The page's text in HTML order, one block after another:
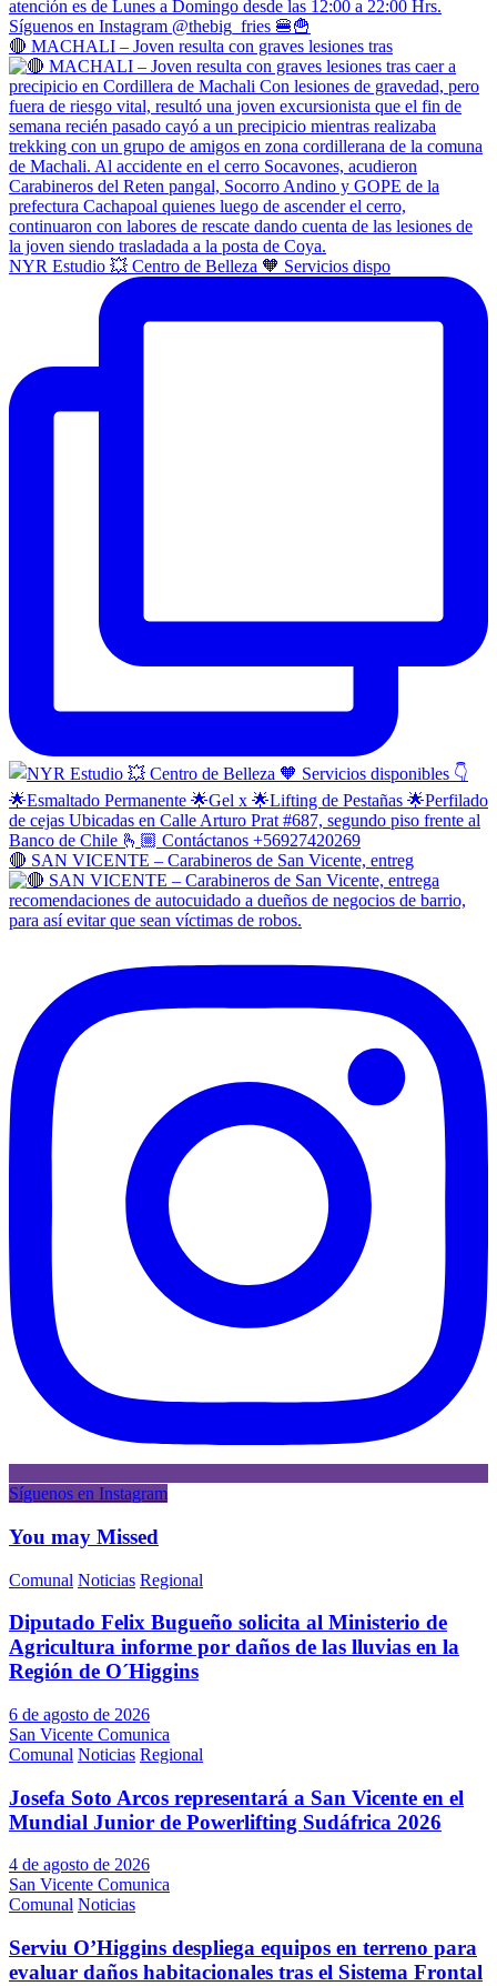
🔴 MACHALI – Joven resulta con graves lesiones tras
NYR Estudio 💥 Centro de Belleza 🧡 Servicios dispo
🔴 SAN VICENTE – Carabineros de San Vicente, entreg
Síguenos en Instagram
You may Missed
Comunal Noticias Regional
Diputado Felix Bugueño solicita al Ministerio de
Agricultura informe por daños de las lluvias en la
Región de O´Higgins
6 de agosto de 2026
San Vicente Comunica
Comunal Noticias Regional
Josefa Soto Arcos representará a San Vicente en el
Mundial Junior de Powerlifting Sudáfrica 2026
4 de agosto de 2026
San Vicente Comunica
Comunal Noticias
Serviu O’Higgins despliega equipos en terreno para
evaluar daños habitacionales tras el Sistema Frontal